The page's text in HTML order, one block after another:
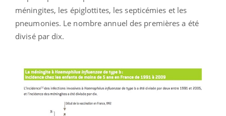
méningites, les épiglottites, les septicémies et les
pneumonies. Le nombre annuel des premières a été
divisé par dix.